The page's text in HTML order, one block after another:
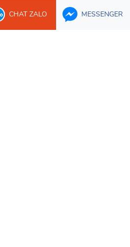
HÀ NỘI
CHAT ZALO MESSENGER